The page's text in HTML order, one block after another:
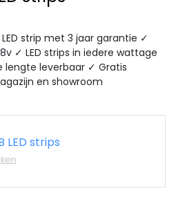
strip met 3 jaar garantie ✓
✓ LED strips in iedere wattage
lengte leverbaar ✓ Gratis
en showroom
LED strips